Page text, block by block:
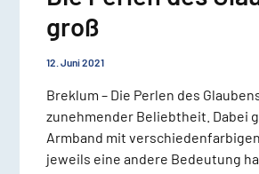
groß
12. Juni 2021
Breklum – Die Perlen des
zunehmender Beliebtheit. Dabei
Armband mit
jeweils eine andere Bedeutung